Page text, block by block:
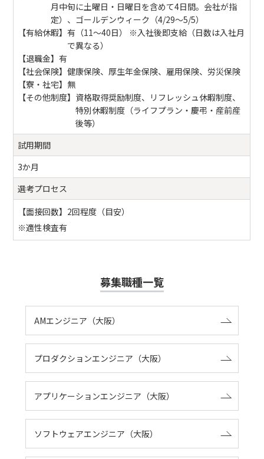
月中旬に土曜日・日曜日を含めて4日間。会社が指
定）、ゴールデンウィーク（4/29～5/5）
【有給休暇】有（11～40日） ※入社後即支給（日数は入社月
で異なる）
【退職金】有
【社会保険】健康保険、厚生年金保険、雇用保険、労災保険
【寮・社宅】 無
【その他制度】 資格取得奨励制度、リフレッシュ休暇制度、
特別休暇制度（ライフプラン・慶弔・産前産
後等）
試用期間
3か月
選考プロセス
【面接回数】2回程度（目安）
※適性検査有
募集職種一覧
AMエンジニア（大阪）
プロダクションエンジニア（大阪）
アプリケーションエンジニア（大阪）
ソフトウェアエンジニア（大阪）